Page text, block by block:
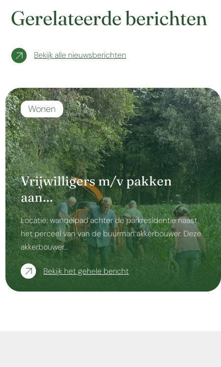
Gerelateerde berichten
Bekijk alle nieuwsberichten
Vrijwilligers m/v pakken
aan…
Wonen
Locatie: wandelpad achter de parkresidentie naast
het perceel van van de buurman akkerbouwer. Deze
akkerbouwer…
Bekijk het gehele bericht